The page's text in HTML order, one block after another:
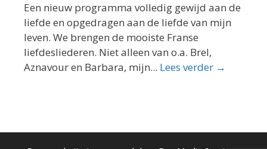
Een nieuw programma volledig gewijd aan de
liefde en opgedragen aan de liefde van mijn
leven. We brengen de mooiste Franse
liefdesliederen. Niet alleen van o.a. Brel,
Aznavour en Barbara, mijn... Lees verder →